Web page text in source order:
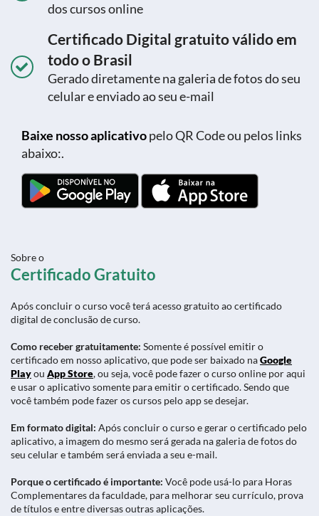
dos cursos online
Certificado Digital gratuito válido em
todo o Brasil
Gerado diretamente na galeria de fotos do seu
celular e enviado ao seu e-mail
Baixe nosso aplicativopelo QR Code ou pelos links
abaixo:.
Sobre o
Certificado Gratuito
Após concluir o curso você terá acesso gratuito ao certificado
digital de conclusão de curso.
Como receber gratuitamente: Somente é possível emitir o
certificado em nosso aplicativo, que pode ser baixado naGoogle
Playou App Store, ou seja, você pode fazer o curso online por aqui
e usar o aplicativo somente para emitir o certificado. Sendo que
você também pode fazer os cursos pelo app se desejar.
Em formato digital: Após concluir o curso e gerar o certificado pelo
aplicativo, a imagem do mesmo será gerada na galeria de fotos do
seu celular e também será enviada a seu e-mail.
Porque o certificado é importante: Você pode usá-lo para Horas
Complementares da faculdade, para melhorar seu currículo, prova
de títulos e entre diversas outras aplicações.